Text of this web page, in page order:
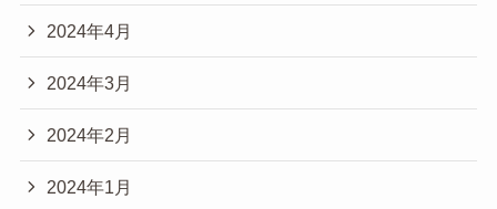
2024年4月
2024年3月
2024年2月
2024年1月